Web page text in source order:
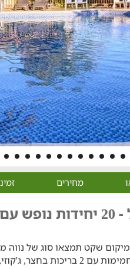
מחירים
ועוד
עם 2 בריכות בחצר, ג'קוזי, ועוד.